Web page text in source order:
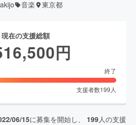
音楽 東京都
現在の支援総額
円
終了
支援者数199 人
06/15に募集を開始し、 199人の支援